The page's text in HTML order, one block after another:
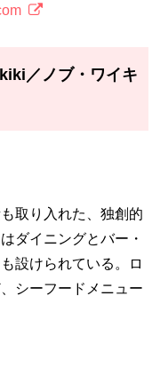
／ノブ・ワイキ
取り入れた、独創的
ダイニングとバー・
設けられている。ロ
シーフードメニュー